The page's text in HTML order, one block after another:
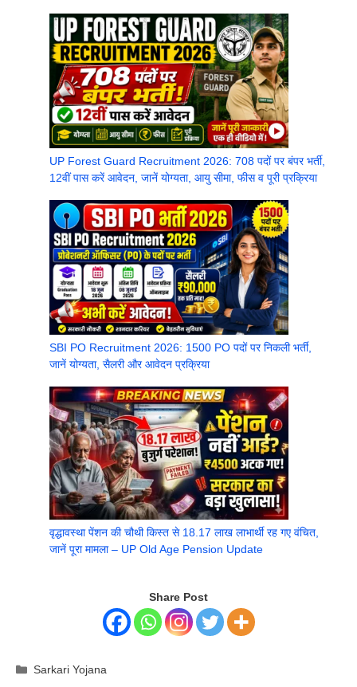
UP Forest Guard Recruitment 2026: 708 पदों पर बंपर भर्ती,
12वीं पास करें आवेदन, जानें योग्यता, आयु सीमा, फीस व पूरी प्रक्रिया
SBI PO Recruitment 2026: 1500 PO पदों पर निकली भर्ती,
जानें योग्यता, सैलरी और आवेदन प्रक्रिया
वृद्धावस्था पेंशन की चौथी किस्त से 18.17 लाख लाभार्थी रह गए वंचित,
जानें पूरा मामला – UP Old Age Pension Update
Share Post
Categories
Sarkari Yojana